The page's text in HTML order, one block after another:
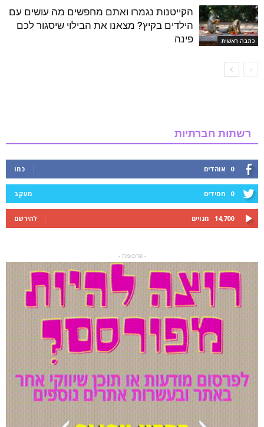
כתבה ראשית
הקייטנות נגמרו ואתם מחפשים מה עושים עם
הילדים בקיץ? מצאנו את הבילוי שיסגור לכם
פינה
רשתות חברתיות
0 אוהדים כמו
0 חסידים מעקב
14,700 מנויים להירשם
- פרסומת -